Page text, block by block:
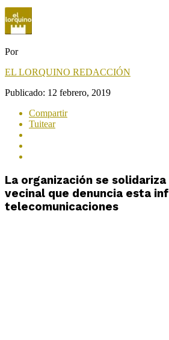
Por
EL LORQUINO REDACCIÓN
Publicado: 12 febrero, 2019
Compartir
Tuitear
La organización se
vecinal que denuncia esta
telecomunicaciones